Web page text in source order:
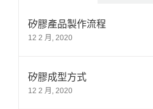
矽膠產品製作流程
12 2 月, 2020
矽膠成型方式
12 2 月, 2020